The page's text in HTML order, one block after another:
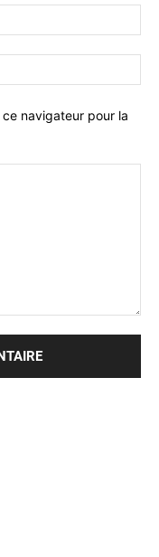
:*
:*
navigateur pour la